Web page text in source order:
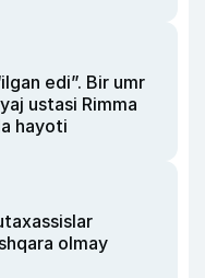
edi”. Bir umr
ustasi Rimma
hayoti
olmay